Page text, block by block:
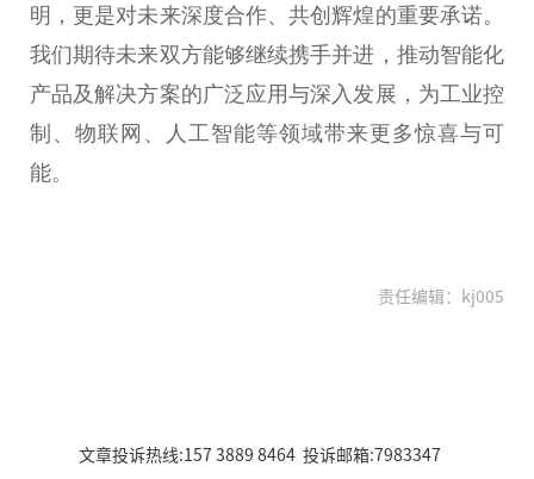
明，更是对未来深度合作、共创辉煌的重要承诺。
我们期待未来双方能够继续携手并进，推动智能化
产品及解决方案的广泛应用与深入发展，为工业控
制、物联网、人工智能等领域带来更多惊喜与可
能。
责任编辑：kj005
文章投诉热线:157 3889 8464 投诉邮箱:7983347